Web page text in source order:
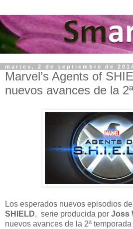
martes, 2 de septiembre de
Marvel’s Agents of
nuevos avances de la
Los esperados nuevos episodios de
SHIELD, serie producida por Joss
nuevos avances de la 2ª